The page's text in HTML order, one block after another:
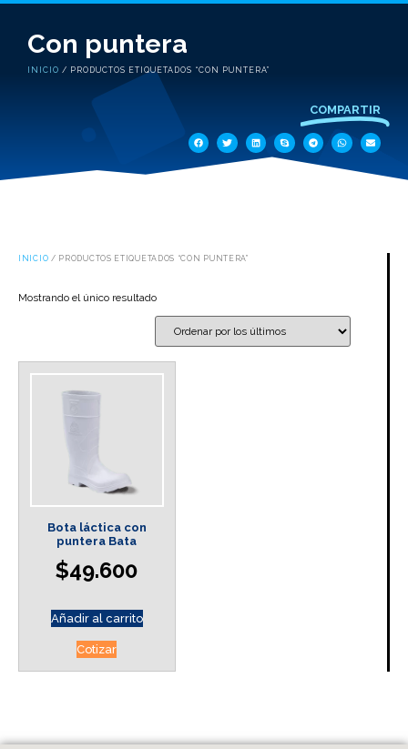
Con puntera
INICIO / PRODUCTOS ETIQUETADOS “CON PUNTERA”
COMPARTIR
INICIO / PRODUCTOS ETIQUETADOS “CON PUNTERA”
Mostrando el único resultado
Bota láctica con
puntera Bata
$49.600
Añadir al carrito
Cotizar